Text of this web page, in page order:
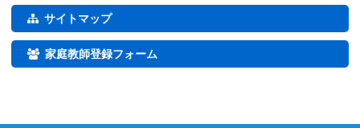
サイトマップ
家庭教師登録フォーム